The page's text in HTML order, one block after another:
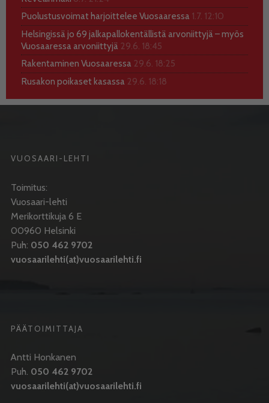
Puolustusvoimat harjoittelee Vuosaaressa 1.7. 12:10
Helsingissä jo 69 jalkapallokentällistä arvoniittyjä – myös
Vuosaaressa arvoniittyjä 29.6. 18:45
Rakentaminen Vuosaaressa 29.6. 18:25
Rusakon poikaset kasassa 29.6. 18:18
VUOSAARI-LEHTI
Toimitus:
Vuosaari-lehti
Merikorttikuja 6 E
00960 Helsinki
Puh: 050 462 9702
vuosaarilehti(at)vuosaarilehti.fi
PÄÄTOIMITTAJA
Antti Honkanen
Puh. 050 462 9702
vuosaarilehti(at)vuosaarilehti.fi